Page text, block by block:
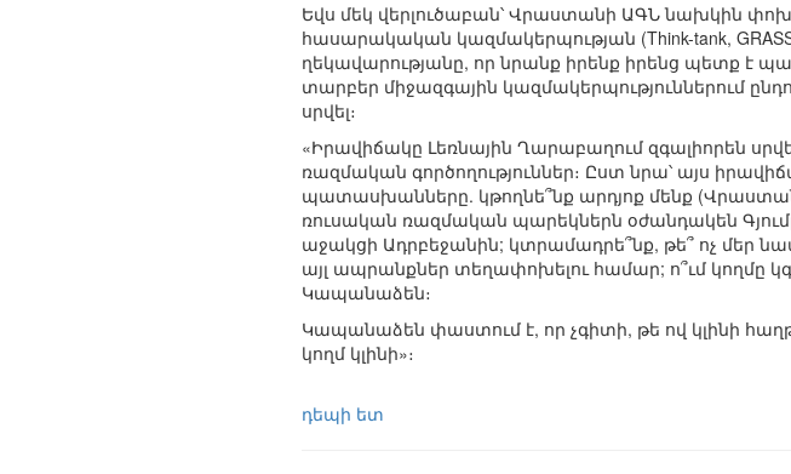
Եվս մեկ վերլուծաբան՝ Վրաստանի ԱԳՆ նախկին
հասարակական կազմակերպության (Think-tank,
ղեկավարությանը, որ նրանք իրենք իրենց պետք է
տարբեր միջազգային կազմակերպություններում
սրվել։
«Իրավիճակը Լեռնային Ղարաբաղում զգալիորեն
ռազմական գործողություններ։ Ըստ նրա՝ այս
պատասխանները. կթողնե՞նք արդյոք մենք
ռուսական ռազմական պարեկներն օժանդակեն
աջակցի Ադրբեջանին; կտրամադրե՞նք, թե՞ ոչ մեր
այլ ապրանքներ տեղափոխելու համար; ո՞ւմ կողմը
Կապանաձեն։
Կապանաձեն փաստում է, որ չգիտի, թե ով կլինի
կողմ կլինի»։
դեպի ետ